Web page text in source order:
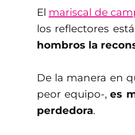
El mariscal de
los reflectores
hombros la
De la manera en
peor equipo-,es
perdedora.